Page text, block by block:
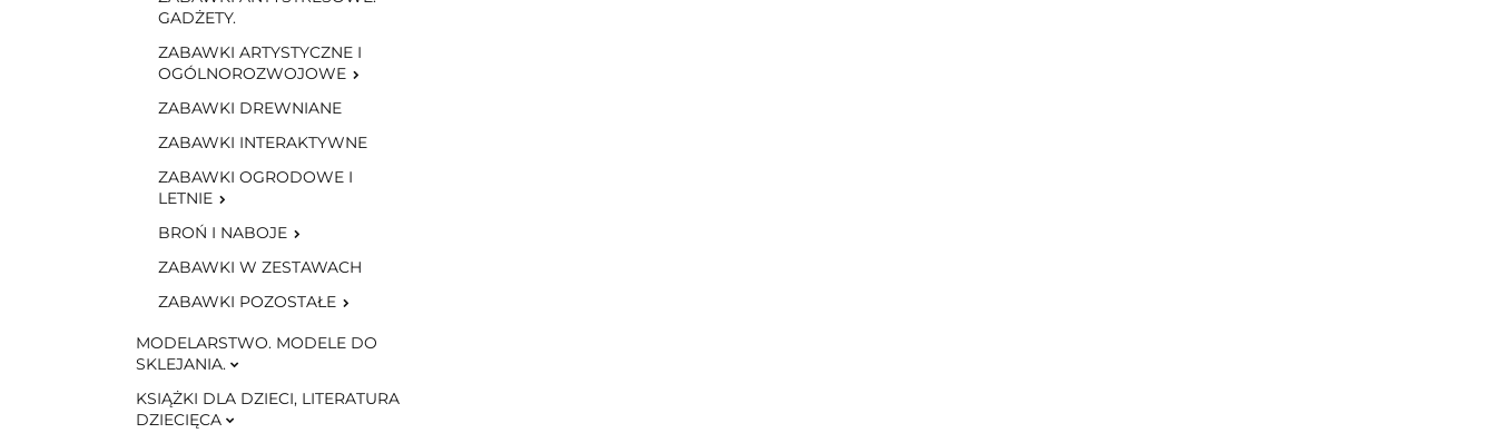
GADŻETY.
ZABAWKI ARTYSTYCZNE I
OGÓLNOROZWOJOWE
ZABAWKI DREWNIANE
ZABAWKI INTERAKTYWNE
ZABAWKI OGRODOWE I
LETNIE
BROŃ I NABOJE
ZABAWKI W ZESTAWACH
ZABAWKI POZOSTAŁE
MODELARSTWO. MODELE DO
SKLEJANIA.
KSIĄŻKI DLA DZIECI, LITERATURA
DZIECIĘCA